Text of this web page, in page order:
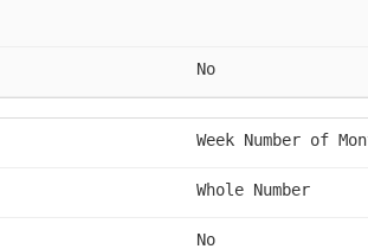
No
Week Number of
Whole Number
No